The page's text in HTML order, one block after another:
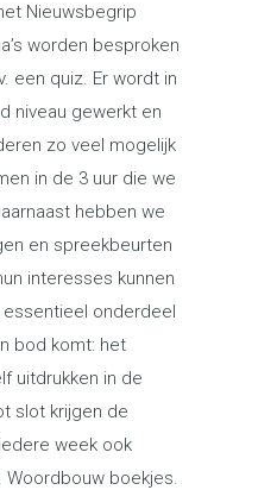
Nieuwsbegrip
worden besproken
een quiz. Er wordt in
niveau gewerkt en
zo veel mogelijk
in de 3 uur die we
hebben we
en spreekbeurten
interesses kunnen
onderdeel
bod komt: het
uitdrukken in de
slot krijgen de
week ook
Woordbouw boekjes.